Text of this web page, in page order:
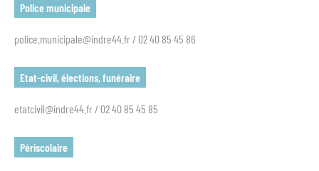
Police municipale
police.municipale@indre44.fr / 02 40 85 45 86
Etat-civil, élections, funéraire
etatcivil@indre44.fr / 02 40 85 45 85
Périscolaire